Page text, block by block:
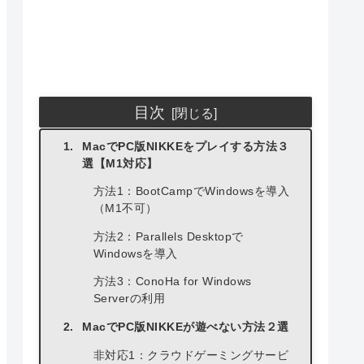
目次
MacでPC版NIKKEをプレイする方法３
選【M1対応】
方法1：BootCampでWindowsを導入
（M1不可）
方法2：Parallels Desktopで
Windowsを導入
方法3：ConoHa for Windows
Serverの利用
MacでPC版NIKKEが遊べない方法２選
非対応1：クラウドゲーミングサービ